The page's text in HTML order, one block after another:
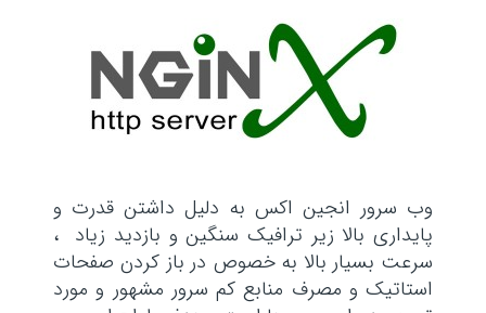
وب سرور انجین اکس به دلیل داشتن قدرت و
پایداری بالا زیر ترافیک سنگین و بازدید زیاد ،
سرعت بسیار بالا به خصوص در باز کردن صفحات
استاتیک و مصرف منابع کم سرور مشهور و مورد